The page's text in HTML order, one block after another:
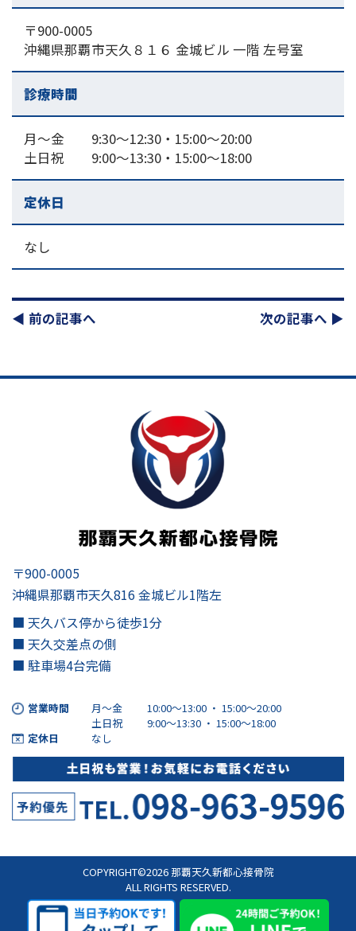
〒900-0005
沖縄県那覇市天久８１６ 金城ビル 一階 左号室
診療時間
月～金 9:30～12:30・15:00〜20:00
土日祝 9:00～13:30・15:00〜18:00
定休日
なし
◀︎ 前の記事へ 次の記事へ ▶︎
〒900-0005
沖縄県那覇市天久816 金城ビル1階左
■ 天久バス停から徒歩1分
■ 天久交差点の側
■ 駐車場4台完備
営業時間 月～金
10:00～13:00 ・ 15:00〜20:00
土日祝
9:00～13:30 ・ 15:00〜18:00
定休日
なし
COPYRIGHT©2026 那覇天久新都心接骨院
ALL RIGHTS RESERVED.